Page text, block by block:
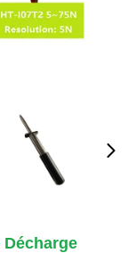
Décharge